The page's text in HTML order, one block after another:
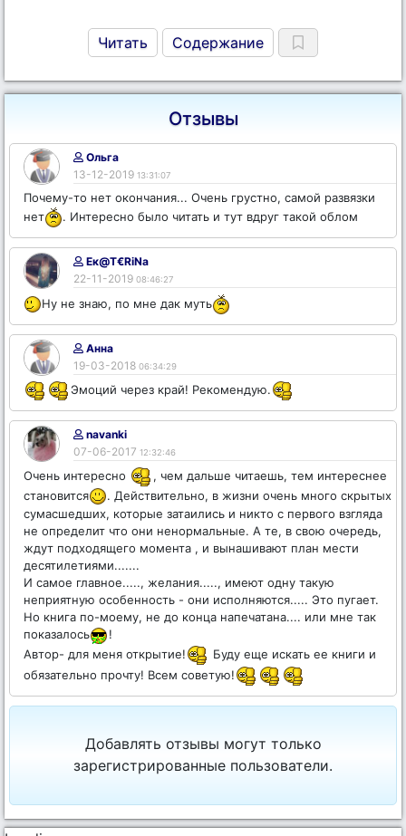
Читать Содержание
Отзывы
Ольга
13-12-2019 13:31:07
Почему-то нет окончания... Очень грустно, самой развязки
нет
. Интересно было читать и тут вдруг такой облом
Ек@T€RiNa
22-11-2019 08:46:27
Ну не знаю, по мне дак муть
Анна
19-03-2018 06:34:29
Эмоций через край! Рекомендую.
navanki
07-06-2017 12:32:46
Очень интересно
, чем дальше читаешь, тем интереснее
становится
. Действительно, в жизни очень много скрытых
сумасшедших, которые затаились и никто с первого взгляда
не определит что они ненормальные. А те, в свою очередь,
ждут подходящего момента , и вынашивают план мести
десятилетиями.......
И самое главное....., желания....., имеют одну такую
неприятную особенность - они исполняются..... Это пугает.
Но книга по-моему, не до конца напечатана.... или мне так
показалось
!
Автор- для меня открытие!
Буду еще искать ее книги и
обязательно прочту! Всем советую!
Добавлять отзывы могут только
зарегистрированные пользователи.